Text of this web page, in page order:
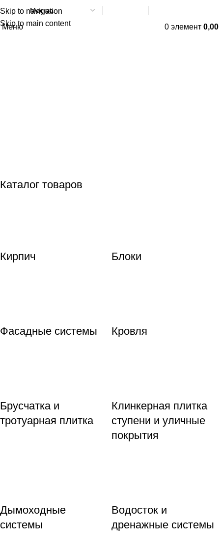
Skip to navigation
Skip to main content
Меню 0 элемент 0,00
Каталог товаров
Кирпич Блоки
Фасадные системы Кровля
Брусчатка и
тротуарная плитка
Клинкерная плитка
ступени и уличные
покрытия
Дымоходные
системы
Водосток и
дренажные системы